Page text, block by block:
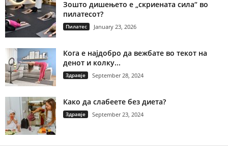
Зошто дишењето е „скриената сила“ во
пилатесот?
Пилатес January 23, 2026
Кога е најдобро да вежбате во текот на
денот и колку...
Здравје September 28, 2024
Како да слабеете без диета?
Здравје September 23, 2024